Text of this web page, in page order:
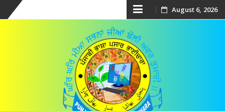
Skip
to
content
August 6, 2026